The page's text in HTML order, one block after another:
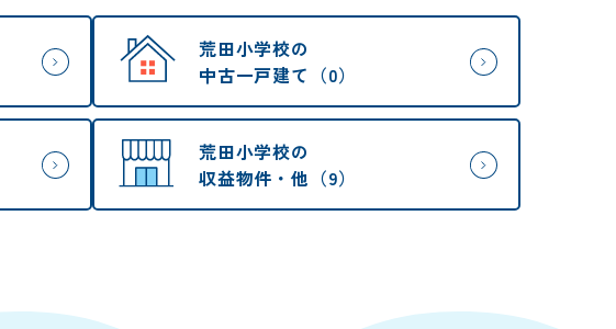
荒田小学校の
中古一戸建て（0）
荒田小学校の
収益物件・他（9）